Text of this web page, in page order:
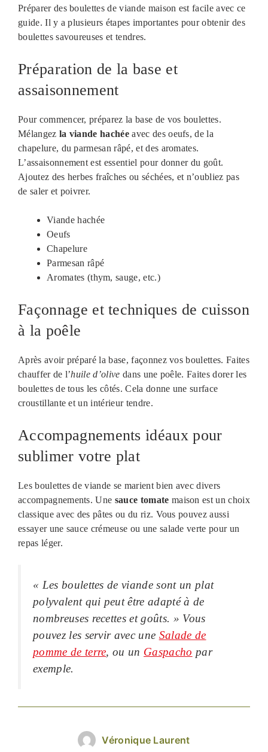
Préparer des boulettes de viande maison est facile avec ce
guide. Il y a plusieurs étapes importantes pour obtenir des
boulettes savoureuses et tendres.
Préparation de la base et
assaisonnement
Pour commencer, préparez la base de vos boulettes.
Mélangez la viande hachée avec des oeufs, de la
chapelure, du parmesan râpé, et des aromates.
L’assaisonnement est essentiel pour donner du goût.
Ajoutez des herbes fraîches ou séchées, et n’oubliez pas
de saler et poivrer.
Viande hachée
Oeufs
Chapelure
Parmesan râpé
Aromates (thym, sauge, etc.)
Façonnage et techniques de cuisson
à la poêle
Après avoir préparé la base, façonnez vos boulettes. Faites
chauffer de l’huile d’olive dans une poêle. Faites dorer les
boulettes de tous les côtés. Cela donne une surface
croustillante et un intérieur tendre.
Accompagnements idéaux pour
sublimer votre plat
Les boulettes de viande se marient bien avec divers
accompagnements. Une sauce tomate maison est un choix
classique avec des pâtes ou du riz. Vous pouvez aussi
essayer une sauce crémeuse ou une salade verte pour un
repas léger.
« Les boulettes de viande sont un plat
polyvalent qui peut être adapté à de
nombreuses recettes et goûts. » Vous
pouvez les servir avec une Salade de
pomme de terre, ou un Gaspacho par
exemple.
Véronique Laurent